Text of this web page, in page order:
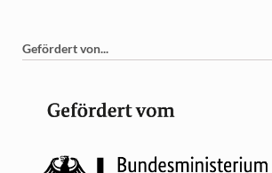
Gefördert von...